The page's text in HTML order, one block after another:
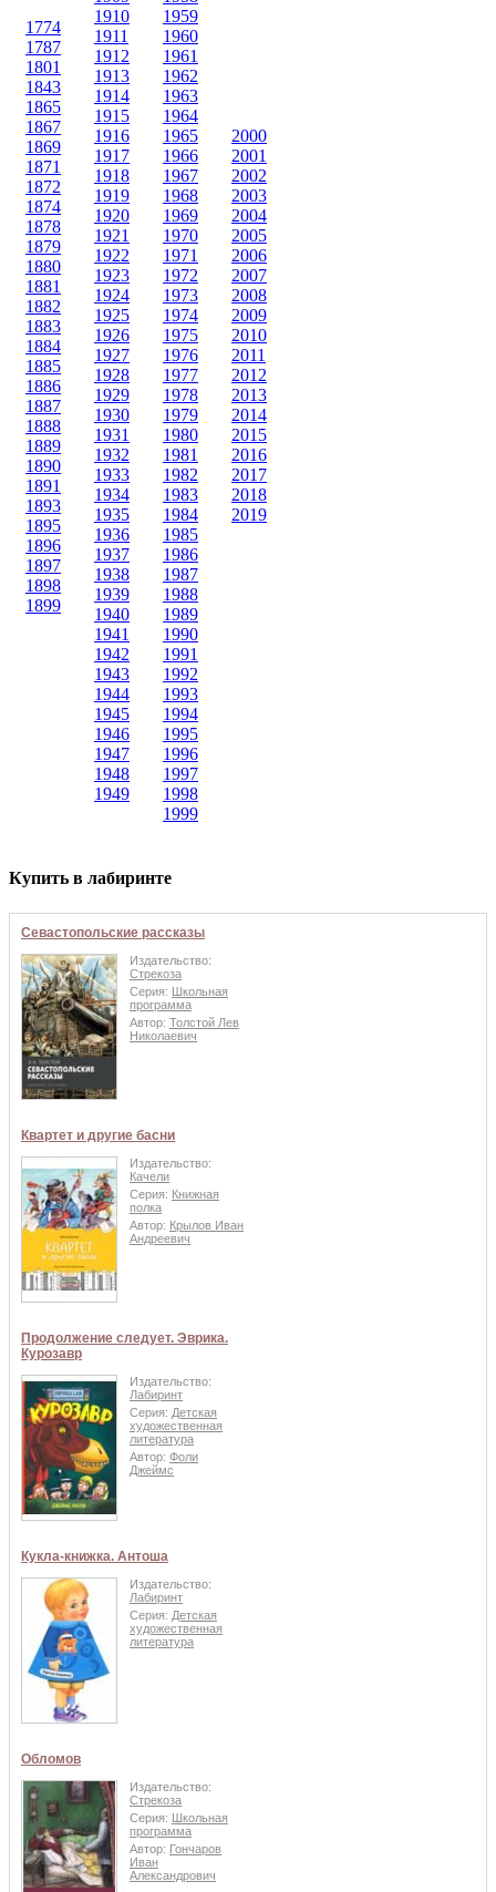
1774
1787
1801
1843
1865
1867
1869
1871
1872
1874
1878
1879
1880
1881
1882
1883
1884
1885
1886
1887
1888
1889
1890
1891
1893
1895
1896
1897
1898
1899
1910
1911
1912
1913
1914
1915
1916
1917
1918
1919
1920
1921
1922
1923
1924
1925
1926
1927
1928
1929
1930
1931
1932
1933
1934
1935
1936
1937
1938
1939
1940
1941
1942
1943
1944
1945
1946
1947
1948
1949
1959
1960
1961
1962
1963
1964
1965
1966
1967
1968
1969
1970
1971
1972
1973
1974
1975
1976
1977
1978
1979
1980
1981
1982
1983
1984
1985
1986
1987
1988
1989
1990
1991
1992
1993
1994
1995
1996
1997
1998
1999
2000
2001
2002
2003
2004
2005
2006
2007
2008
2009
2010
2011
2012
2013
2014
2015
2016
2017
2018
2019
Купить в лабиринте
Севастопольские рассказы
Издательство:
Стрекоза
Серия: Школьная
программа
Автор: Толстой Лев
Николаевич
Квартет и другие басни
Издательство:
Качели
Серия: Книжная
полка
Автор: Крылов Иван
Андреевич
Продолжение следует. Эврика.
Курозавр
Издательство:
Лабиринт
Серия: Детская
художественная
литература
Автор: Фоли
Джеймс
Кукла-книжка. Антоша
Издательство:
Лабиринт
Серия: Детская
художественная
литература
Обломов
Издательство:
Стрекоза
Серия: Школьная
программа
Автор: Гончаров
Иван
Александрович